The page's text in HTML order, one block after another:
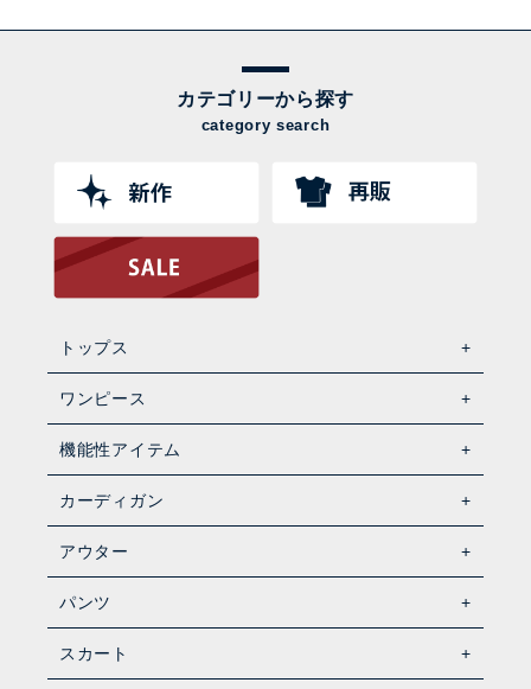
カテゴリーから探す
category search
トップス
ワンピース
機能性アイテム
カーディガン
アウター
パンツ
スカート